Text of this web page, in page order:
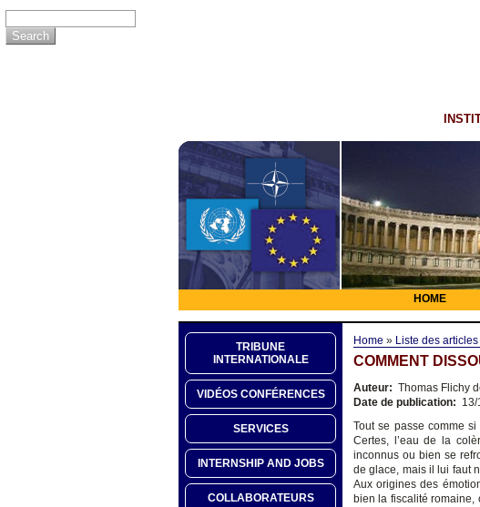
HOME
TRIBUNE
INTERNATIONALE
VIDÉOS CONFÉRENCES
SERVICES
INTERNSHIP AND JOBS
COLLABORATEURS
Home » Liste des articles
COMMENT
Auteur: Thomas Flichy
Date de publication: 13/
Tout se passe comme
Certes, l’eau de la
inconnus ou bien se
de glace, mais il lui faut
Aux origines des
bien la fiscalité romaine,